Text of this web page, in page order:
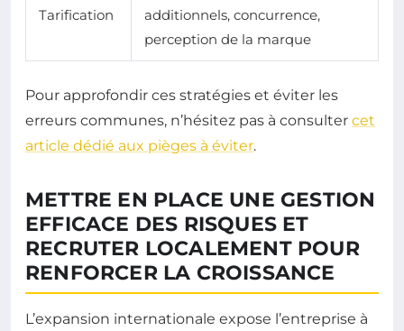
Tarification
additionnels, concurrence,
perception de la marque
Pour approfondir ces stratégies et éviter les
erreurs communes, n’hésitez pas à consulter cet
article dédié aux pièges à éviter.
METTRE EN PLACE UNE GESTION
EFFICACE DES RISQUES ET
RECRUTER LOCALEMENT POUR
RENFORCER LA CROISSANCE
L’expansion internationale expose l’entreprise à